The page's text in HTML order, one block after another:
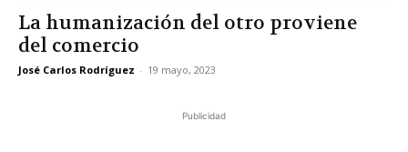
La humanización del otro proviene
del comercio
José Carlos Rodríguez - 19 mayo, 2023
Publicidad